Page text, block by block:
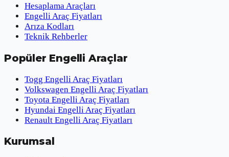
Hesaplama Araçları
Engelli Araç Fiyatları
Arıza Kodları
Teknik Rehberler
Popüler Engelli Araçlar
Togg Engelli Araç Fiyatları
Volkswagen Engelli Araç Fiyatları
Toyota Engelli Araç Fiyatları
Hyundai Engelli Araç Fiyatları
Renault Engelli Araç Fiyatları
Kurumsal